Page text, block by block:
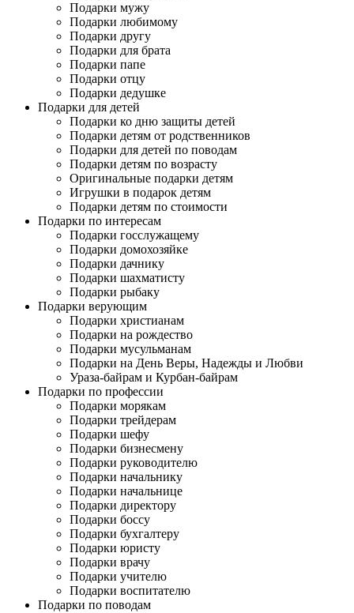
Подарки мужу
Подарки любимому
Подарки другу
Подарки для брата
Подарки папе
Подарки отцу
Подарки дедушке
Подарки для детей
Подарки ко дню защиты детей
Подарки детям от родственников
Подарки для детей по поводам
Подарки детям по возрасту
Оригинальные подарки детям
Игрушки в подарок детям
Подарки детям по стоимости
Подарки по интересам
Подарки госслужащему
Подарки домохозяйке
Подарки дачнику
Подарки шахматисту
Подарки рыбаку
Подарки верующим
Подарки христианам
Подарки на рождество
Подарки мусульманам
Подарки на День Веры, Надежды и Любви
Ураза-байрам и Курбан-байрам
Подарки по профессии
Подарки морякам
Подарки трейдерам
Подарки шефу
Подарки бизнесмену
Подарки руководителю
Подарки начальнику
Подарки начальнице
Подарки директору
Подарки боссу
Подарки бухгалтеру
Подарки юристу
Подарки врачу
Подарки учителю
Подарки воспитателю
Подарки по поводам